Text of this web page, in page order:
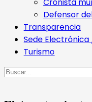
Defensor
Transparencia
Sede
Turismo
Buscar